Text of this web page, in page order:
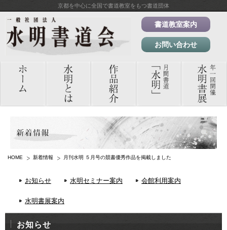
京都を中心に全国で書道教室をもつ書道団体
書道教室案内
お問い合わせ
HOME 新着情報 月刊水明 ５月号の競書優秀作品を掲載しました
お知らせ 水明セミナー案内 会館利用案内
水明書展案内
お知らせ